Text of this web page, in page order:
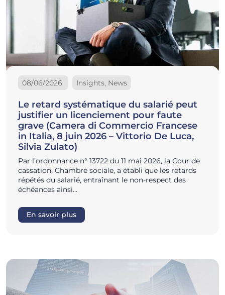
08/06/2026 Insights, News
Le retard systématique du salarié peut
justifier un licenciement pour faute
grave (Camera di Commercio Francese
in Italia, 8 juin 2026 – Vittorio De Luca,
Silvia Zulato)
Par l’ordonnance n° 13722 du 11 mai 2026, la Cour de
cassation, Chambre sociale, a établi que les retards
répétés du salarié, entraînant le non-respect des
échéances ainsi…
En savoir plus